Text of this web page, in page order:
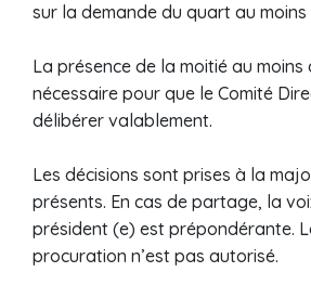
sur la demande du quart au moins
La présence de la moitié au moins
nécessaire pour que le Comité
délibérer valablement.
Les décisions sont prises à la
présents. En cas de partage, la
président (e) est prépondérante.
procuration n’est pas autorisé.